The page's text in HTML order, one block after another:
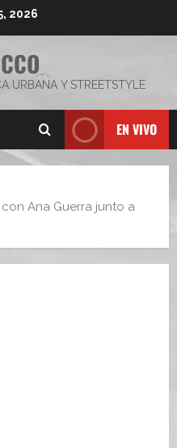
2026
URBANA Y STREETSTYLE
EN VIVO
con Ana Guerra junto a